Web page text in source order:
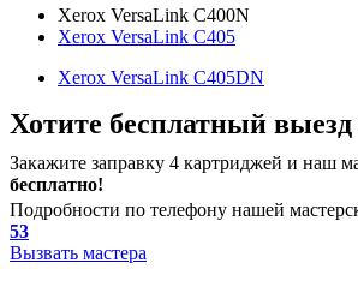
Xerox VersaLink C400N
Xerox VersaLink C405
Xerox VersaLink C405DN
Хотите бесплатный выезд
Закажите заправку 4 картриджей и наш
бесплатно!
Подробности по телефону нашей
53
Вызвать мастера